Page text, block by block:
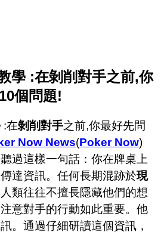
學 :在剝削對手之前,你
個問題!
:在剝削對手之前,你最好先問
Now News(Poker Now)
過這樣一句話：你在牌桌上
達資訊。任何長期混跡於現
類往往不擅長隱藏他們的想
意對手的行動如此重要。他
。通過仔細研讀這個資訊，